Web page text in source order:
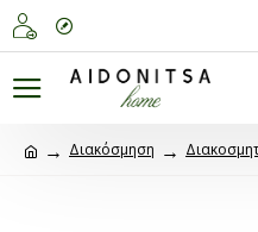
Διακόσμηση